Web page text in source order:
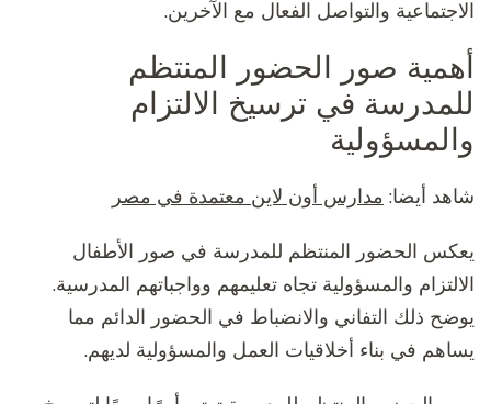
الاجتماعية والتواصل الفعال مع الآخرين.
أهمية صور الحضور المنتظم
للمدرسة في ترسيخ الالتزام
والمسؤولية
شاهد أيضا: مدارس أون لاين معتمدة في مصر
يعكس الحضور المنتظم للمدرسة في صور الأطفال
الالتزام والمسؤولية تجاه تعليمهم وواجباتهم المدرسية.
يوضح ذلك التفاني والانضباط في الحضور الدائم مما
يساهم في بناء أخلاقيات العمل والمسؤولية لديهم.